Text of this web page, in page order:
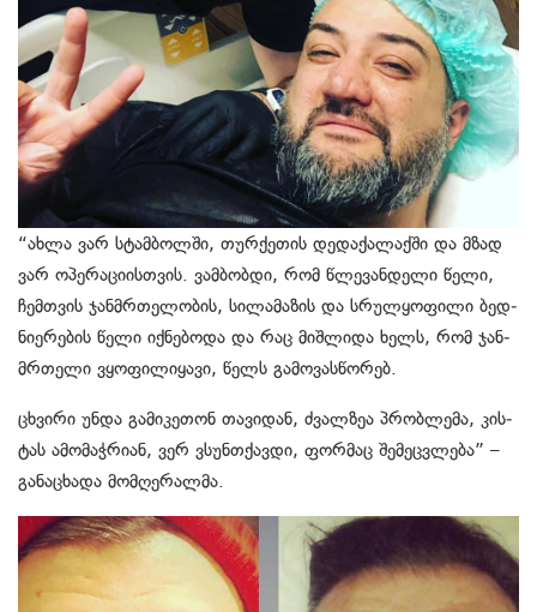
“ახლა ვარ სტამ­ბოლ­ში, თურ­ქე­თის დე­და­ქა­ლაქ­ში და მზად
ვარ ოპე­რა­ცი­ის­თვის. ვამ­ბობ­დი, რომ წლე­ვან­დე­ლი წელი,
ჩემ­თვის ჯან­მრთე­ლო­ბის, სი­ლა­მა­ზის და სრულ­ყო­ფი­ლი ბედ­
ნი­ე­რე­ბის წელი იქ­ნე­ბო­და და რაც მიშ­ლი­და ხელს, რომ ჯან­
მრთე­ლი ვყო­ფი­ლი­ყა­ვი, წელს გა­მო­ვას­წო­რებ.
ცხვი­რი უნდა გა­მი­კე­თონ თა­ვი­დან, ძვალ­ზეა პრობ­ლე­მა, კის­
ტას ამო­მაჭ­რი­ან, ვერ ვსუნ­თქავ­დი, ფორ­მაც შე­მეც­ვლე­ბა” –
გა­ნა­ცხა­და მომ­ღე­რალ­მა.